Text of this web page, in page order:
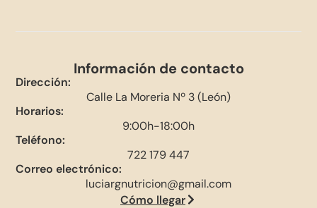
Información de contacto
Dirección:
Calle La Moreria Nº 3 (León)
Horarios:
9:00h-18:00h
Teléfono:
722 179 447
Correo electrónico:
luciargnutricion@gmail.com
Cómo llegar